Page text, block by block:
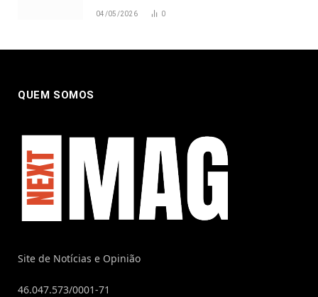
04/05/2026 0
QUEM SOMOS
Site de Notícias e Opinião
46.047.573/0001-71